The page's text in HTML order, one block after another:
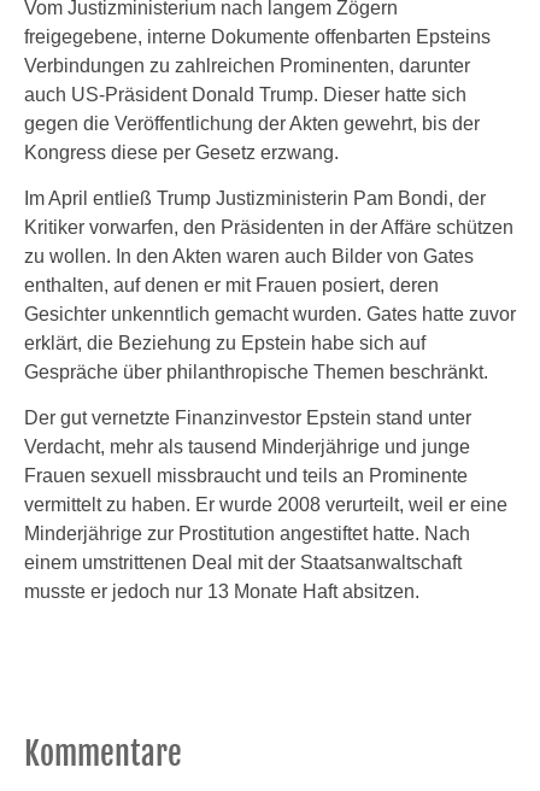
Vom Justizministerium nach langem Zögern
freigegebene, interne Dokumente offenbarten Epsteins
Verbindungen zu zahlreichen Prominenten, darunter
auch US-Präsident Donald Trump. Dieser hatte sich
gegen die Veröffentlichung der Akten gewehrt, bis der
Kongress diese per Gesetz erzwang.
Im April entließ Trump Justizministerin Pam Bondi, der
Kritiker vorwarfen, den Präsidenten in der Affäre schützen
zu wollen. In den Akten waren auch Bilder von Gates
enthalten, auf denen er mit Frauen posiert, deren
Gesichter unkenntlich gemacht wurden. Gates hatte zuvor
erklärt, die Beziehung zu Epstein habe sich auf
Gespräche über philanthropische Themen beschränkt.
Der gut vernetzte Finanzinvestor Epstein stand unter
Verdacht, mehr als tausend Minderjährige und junge
Frauen sexuell missbraucht und teils an Prominente
vermittelt zu haben. Er wurde 2008 verurteilt, weil er eine
Minderjährige zur Prostitution angestiftet hatte. Nach
einem umstrittenen Deal mit der Staatsanwaltschaft
musste er jedoch nur 13 Monate Haft absitzen.
Kommentare